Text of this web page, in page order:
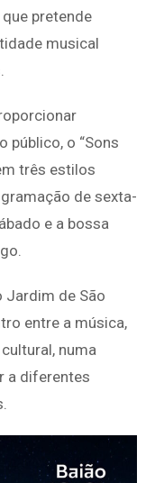
pretende
musical
público, o “Sons
três estilos
de sexta-
e a bossa
de São
entre a música,
numa
a diferentes